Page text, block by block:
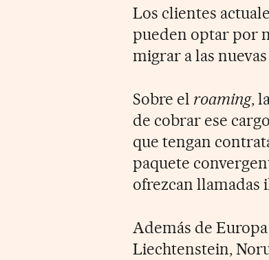
Los clientes
pueden optar por
migrar a las
Sobre el roaming,
de cobrar ese
que tengan
paquete
ofrezcan llamadas
Además de
Liechtenstein,